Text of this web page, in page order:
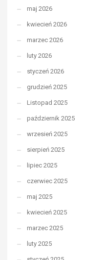
maj 2026
kwiecień 2026
marzec 2026
luty 2026
styczeń 2026
grudzień 2025
Listopad 2025
październik 2025
wrzesień 2025
sierpień 2025
lipiec 2025
czerwiec 2025
maj 2025
kwiecień 2025
marzec 2025
luty 2025